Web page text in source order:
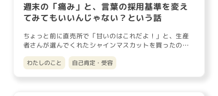
週末の「痛み」と、言葉の採用基準を変え
てみてもいいんじゃない？という話
ちょっと前に直売所で「甘いのはこれだよ！」と、生産
者さんが選んでくれたシャインマスカットを買ったので
わたしのこと 自己肯定・受容